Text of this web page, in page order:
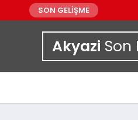
SON GELİŞME
Akyazi Son